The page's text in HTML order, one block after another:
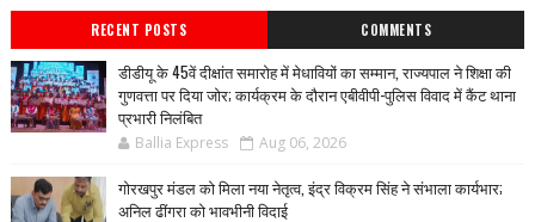
RECENT POSTS COMMENTS
डीडीयू के 45वें दीक्षांत समारोह में मेधावियों का सम्मान, राज्यपाल ने शिक्षा की
गुणवत्ता पर दिया जोर; कार्यक्रम के दौरान एबीवीपी-पुलिस विवाद में कैंट थाना
प्रभारी निलंबित
Ballia Express Aug 06, 2026
गोरखपुर मंडल को मिला नया नेतृत्व, इंद्र विक्रम सिंह ने संभाला कार्यभार;
अनिल ढींगरा को भावभीनी विदाई